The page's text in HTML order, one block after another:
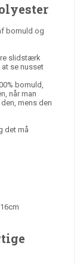
bomuld og
slidstærk
se nusset
bomuld,
når man
mens den
det må